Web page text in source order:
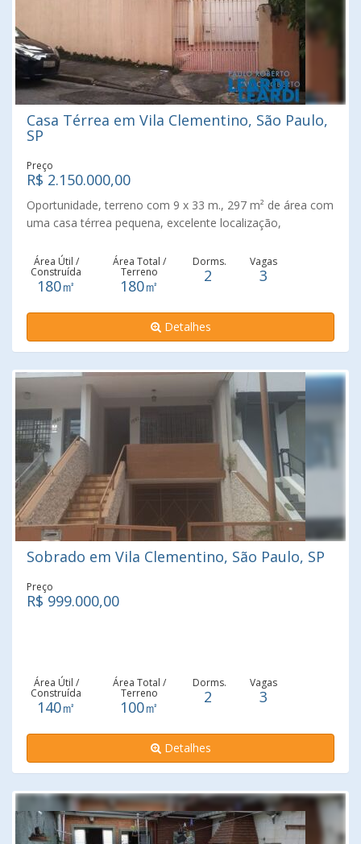
Casa Térrea em Vila Clementino, São Paulo,
SP
Preço
R$ 2.150.000,00
Oportunidade, terreno com 9 x 33 m., 297 m² de área com
uma casa térrea pequena, excelente localização,
do Shopping Metrô Santa Cruz, unifesp, hospital São
Paulo, parque do Ibirapuera, ciclo faixa da Av. Paulista,
praticidade e mobilidade no dia a dia. Acesso 24 Horas,
Casa de Fundo, Perto de Escolas, Perto de Shopping
Center, Perto de Transporte Público, Perto de Vias de
Acesso, Próximo ao Metrô
Área Útil /
Construída
180㎡
Área Total /
Terreno
180㎡
Dorms.
2
Vagas
3
Detalhes
Sobrado em Vila Clementino, São Paulo, SP
Preço
R$ 999.000,00
Área Útil /
Construída
140㎡
Área Total /
Terreno
100㎡
Dorms.
2
Vagas
3
Detalhes